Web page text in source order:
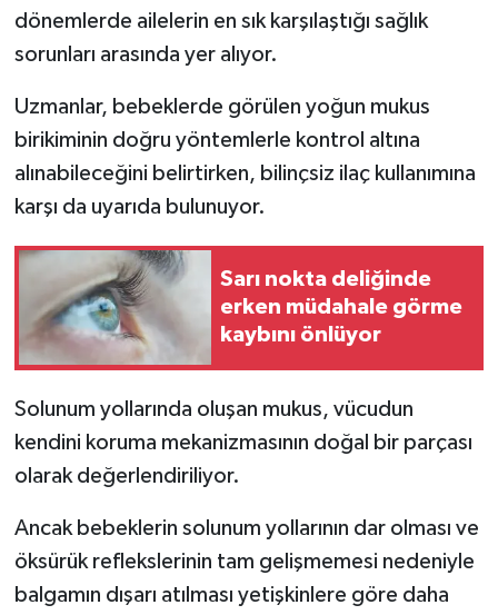
dönemlerde ailelerin en sık karşılaştığı sağlık
sorunları arasında yer alıyor.
Uzmanlar, bebeklerde görülen yoğun mukus
birikiminin doğru yöntemlerle kontrol altına
alınabileceğini belirtirken, bilinçsiz ilaç kullanımına
karşı da uyarıda bulunuyor.
Sarı nokta deliğinde
erken müdahale görme
kaybını önlüyor
Solunum yollarında oluşan mukus, vücudun
kendini koruma mekanizmasının doğal bir parçası
olarak değerlendiriliyor.
Ancak bebeklerin solunum yollarının dar olması ve
öksürük reflekslerinin tam gelişmemesi nedeniyle
balgamın dışarı atılması yetişkinlere göre daha
Hisarcık
Köşe Yazıları
Kültür Sanat
Kütahya
Magazin
Otomobil
Pazarlar
Politika
Resmi İlan
Rüya Tabirleri